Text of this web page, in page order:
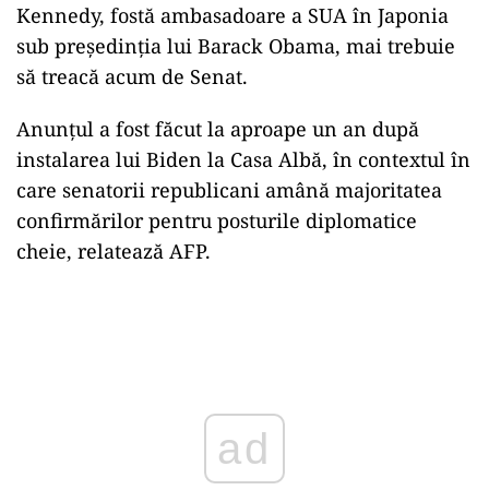
Kennedy, fostă ambasadoare a SUA în Japonia
sub preşedinţia lui Barack Obama, mai trebuie
să treacă acum de Senat.
Anunţul a fost făcut la aproape un an după
instalarea lui Biden la Casa Albă, în contextul în
care senatorii republicani amână majoritatea
confirmărilor pentru posturile diplomatice
cheie, relatează AFP.